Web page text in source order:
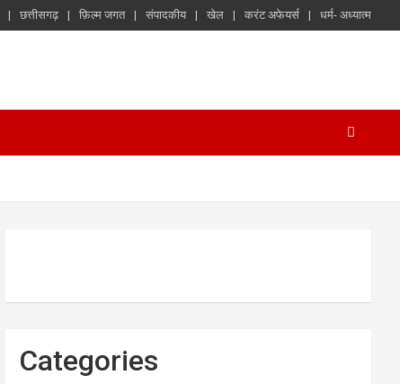
छत्तीसगढ़ फ़िल्म जगत संपादकीय खेल करंट अफेयर्स धर्म- अध्यात्म
Categories